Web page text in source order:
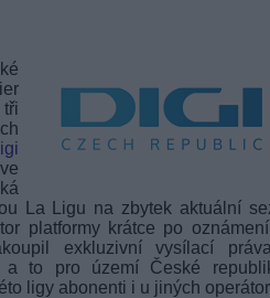
La Ligu na zbytek aktuální
platformy krátce po
exkluzivní vysílací
a to pro území České
ligy abonenti i u jiných